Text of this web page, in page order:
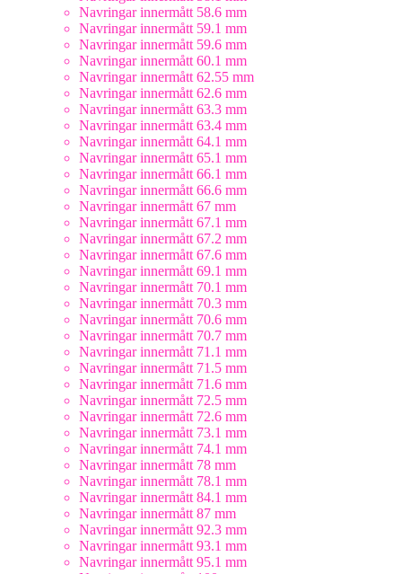
Navringar innermått 58.6 mm
Navringar innermått 59.1 mm
Navringar innermått 59.6 mm
Navringar innermått 60.1 mm
Navringar innermått 62.55 mm
Navringar innermått 62.6 mm
Navringar innermått 63.3 mm
Navringar innermått 63.4 mm
Navringar innermått 64.1 mm
Navringar innermått 65.1 mm
Navringar innermått 66.1 mm
Navringar innermått 66.6 mm
Navringar innermått 67 mm
Navringar innermått 67.1 mm
Navringar innermått 67.2 mm
Navringar innermått 67.6 mm
Navringar innermått 69.1 mm
Navringar innermått 70.1 mm
Navringar innermått 70.3 mm
Navringar innermått 70.6 mm
Navringar innermått 70.7 mm
Navringar innermått 71.1 mm
Navringar innermått 71.5 mm
Navringar innermått 71.6 mm
Navringar innermått 72.5 mm
Navringar innermått 72.6 mm
Navringar innermått 73.1 mm
Navringar innermått 74.1 mm
Navringar innermått 78 mm
Navringar innermått 78.1 mm
Navringar innermått 84.1 mm
Navringar innermått 87 mm
Navringar innermått 92.3 mm
Navringar innermått 93.1 mm
Navringar innermått 95.1 mm